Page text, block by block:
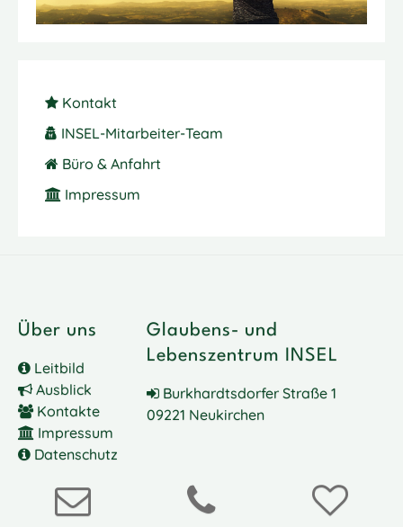
Kontakt
INSEL-Mitarbeiter-Team
Büro & Anfahrt
Impressum
Über uns
Leitbild
Ausblick
Kontakte
Impressum
Datenschutz
Glaubens- und
Lebenszentrum INSEL
Burkhardtsdorfer Straße 1
09221 Neukirchen